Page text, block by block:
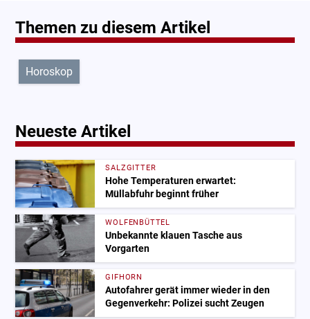
Themen zu diesem Artikel
Horoskop
Neueste Artikel
SALZGITTER
Hohe Temperaturen erwartet:
Müllabfuhr beginnt früher
WOLFENBÜTTEL
Unbekannte klauen Tasche aus
Vorgarten
GIFHORN
Autofahrer gerät immer wieder in den
Gegenverkehr: Polizei sucht Zeugen